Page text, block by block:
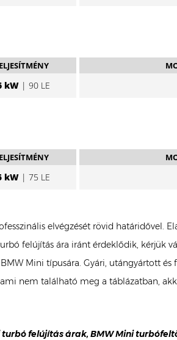
kW | 90 LE
kW | 75 LE
elvégzését rövid határidővel.
felújítás ára iránt érdeklődik, kérjük
Mini típusára. Gyári, utángyártott
nem található meg a táblázatban,
felújítás árak, BMW Mini